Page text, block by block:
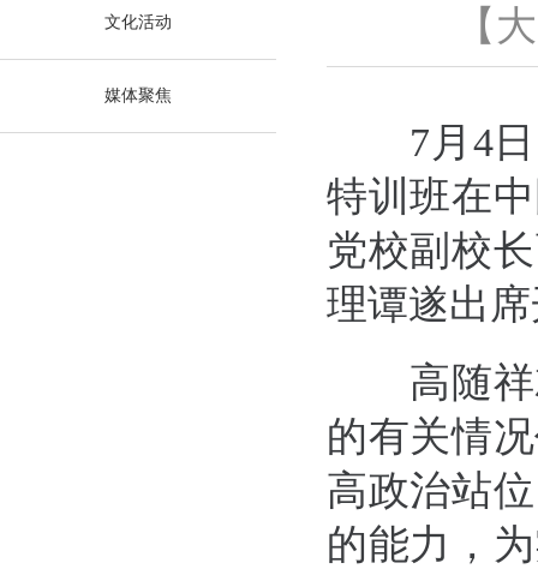
文化活动
媒体聚焦
【 大
7月4日
特训班在
党校副校
理谭遂出
高随祥
的有关情
高政治站
的能力，